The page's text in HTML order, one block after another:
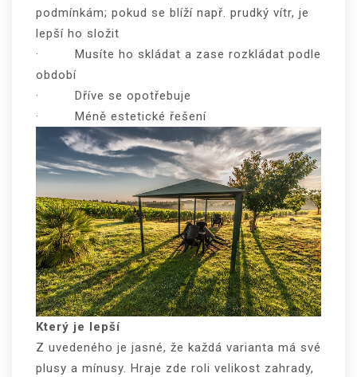
podmínkám; pokud se blíží např. prudký vítr, je
lepší ho složit
· Musíte ho skládat a zase rozkládat podle
období
· Dříve se opotřebuje
· Méně estetické řešení
Který je lepší
Z uvedeného je jasné, že každá varianta má své
plusy a mínusy. Hraje zde roli velikost zahrady,